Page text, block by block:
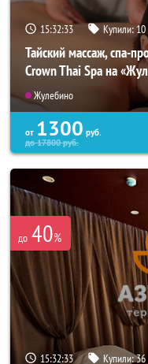
15:32:31 Купили:10
Тайский массаж, спа-
Crown Thai Spa на
Жулебино
от 1300 руб.
до17800руб.
до 40%
15:32:31 Купили:36